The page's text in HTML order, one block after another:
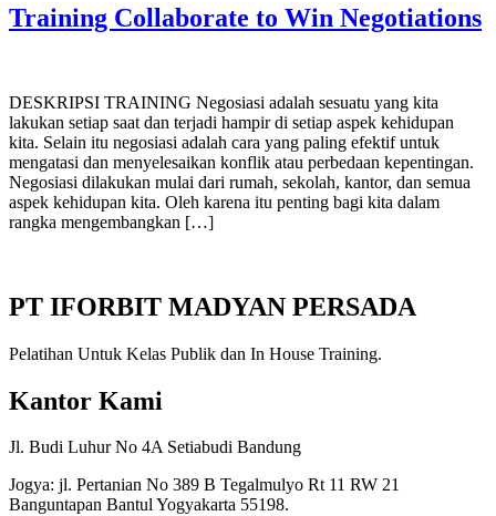
Training Collaborate to Win Negotiations
DESKRIPSI TRAINING Negosiasi adalah sesuatu yang kita
lakukan setiap saat dan terjadi hampir di setiap aspek kehidupan
kita. Selain itu negosiasi adalah cara yang paling efektif untuk
mengatasi dan menyelesaikan konflik atau perbedaan kepentingan.
Negosiasi dilakukan mulai dari rumah, sekolah, kantor, dan semua
aspek kehidupan kita. Oleh karena itu penting bagi kita dalam
rangka mengembangkan […]
PT IFORBIT MADYAN PERSADA
Pelatihan Untuk Kelas Publik dan In House Training.
Kantor Kami
Jl. Budi Luhur No 4A Setiabudi Bandung
Jogya: jl. Pertanian No 389 B Tegalmulyo Rt 11 RW 21
Banguntapan Bantul Yogyakarta 55198.